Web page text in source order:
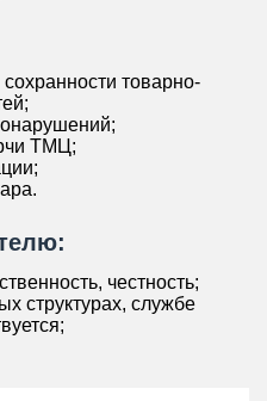
товарно-
ТМЦ;
честность;
структурах, службе